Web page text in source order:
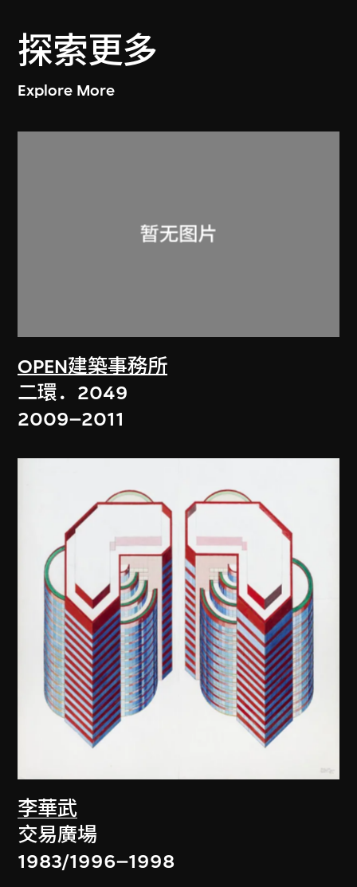
探索更多
Explore More
OPEN建築事務所
二環．2049
2009–2011
李華武
交易廣場
1983/1996–1998